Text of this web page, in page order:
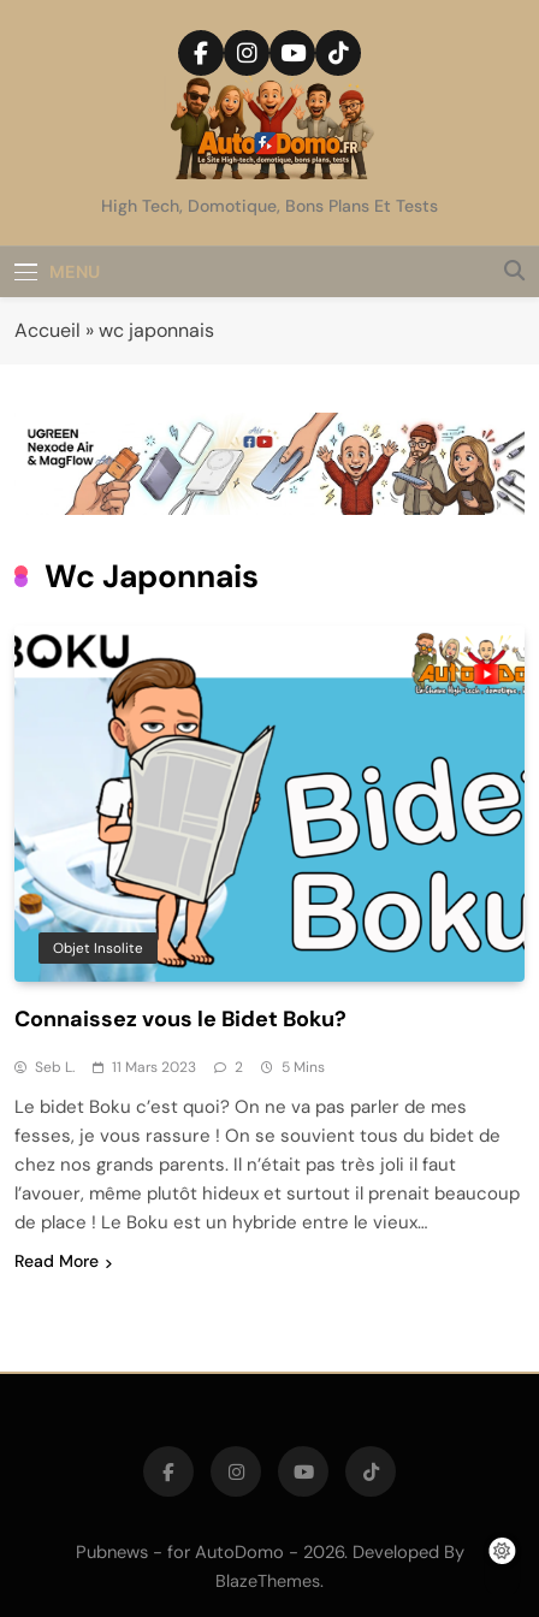
AutoDomo
High Tech, Domotique, Bons Plans Et Tests
MENU
Accueil »wc japonnais
Wc Japonnais
Objet Insolite
Connaissez vous le Bidet Boku?
Seb L. 11 Mars 2023 2 5 Mins
Le bidet Boku c’est quoi? On ne va pas parler de mes
fesses, je vous rassure ! On se souvient tous du bidet de
chez nos grands parents. Il n’était pas très joli il faut
l’avouer, même plutôt hideux et surtout il prenait beaucoup
de place ! Le Boku est un hybride entre le vieux…
Read More
Pubnews - for AutoDomo - 2026. Developed By
BlazeThemes.